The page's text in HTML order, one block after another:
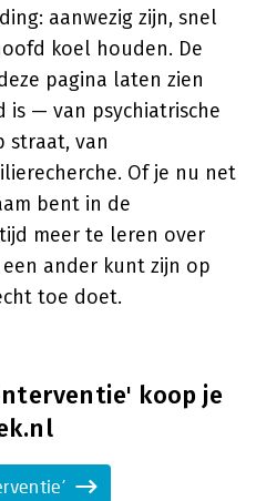
aanwezig zijn, snel
koel houden. De
pagina laten zien
is — van psychiatrische
straat, van
Of je nu net
bent in de
meer te leren over
ander kunt zijn op
toe doet.
koop je